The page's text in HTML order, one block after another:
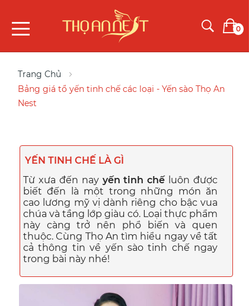
0
Trang Chủ
Bảng giá tổ yến tinh chế các loại - Yến sào Thọ An
Nest
Từ xưa đến nay yến tinh chếluôn được
biết đến là một trong những món ăn
cao lương mỹ vị dành riêng cho bậc vua
chúa và tầng lớp giàu có. Loại thực phẩm
này càng trở nên phổ biến và quen
thuộc. Cùng Thọ An tìm hiểu ngay về tất
cả thông tin về yến sào tinh chế ngay
trong bài này nhé!
YẾN TINH CHẾ LÀ GÌ